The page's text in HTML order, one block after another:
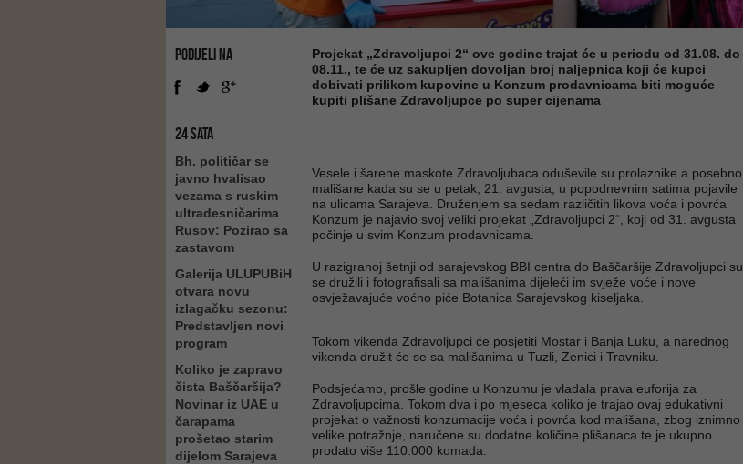
PODIJELI NA
24 SATA
Bh. političar se
javno hvalisao
vezama s ruskim
ultradesničarima
Rusov: Pozirao sa
zastavom
Galerija ULUPUBiH
otvara novu
izlagačku sezonu:
Predstavljen novi
program
Koliko je zapravo
čista Baščaršija?
Novinar iz UAE u
čarapama
prošetao starim
dijelom Sarajeva
Projekat „Zdravoljupci 2“ ove godine trajat će u periodu od 31.08. do
08.11., te će uz sakupljen dovoljan broj naljepnica koji će kupci
dobivati prilikom kupovine u Konzum prodavnicama biti moguće
kupiti plišane Zdravoljupce po super cijenama
Vesele i šarene maskote Zdravoljubaca oduševile su prolaznike a posebno
mališane kada su se u petak, 21. avgusta, u popodnevnim satima pojavile
na ulicama Sarajeva. Druženjem sa sedam različitih likova voća i povrća
Konzum je najavio svoj veliki projekat „Zdravoljupci 2“, koji od 31. avgusta
počinje u svim Konzum prodavnicama.
U razigranoj šetnji od sarajevskog BBI centra do Baščaršije Zdravoljupci su
se družili i fotografisali sa mališanima dijeleći im svježe voće i nove
osvježavajuće voćno piće Botanica Sarajevskog kiseljaka.
Tokom vikenda Zdravoljupci će posjetiti Mostar i Banja Luku, a narednog
vikenda družit će se sa mališanima u Tuzli, Zenici i Travniku.
Podsjećamo, prošle godine u Konzumu je vladala prava euforija za
Zdravoljupcima. Tokom dva i po mjeseca koliko je trajao ovaj edukativni
projekat o važnosti konzumacije voća i povrća kod mališana, zbog iznimno
velike potražnje, naručene su dodatne količine plišanaca te je ukupno
prodato više 110.000 komada.